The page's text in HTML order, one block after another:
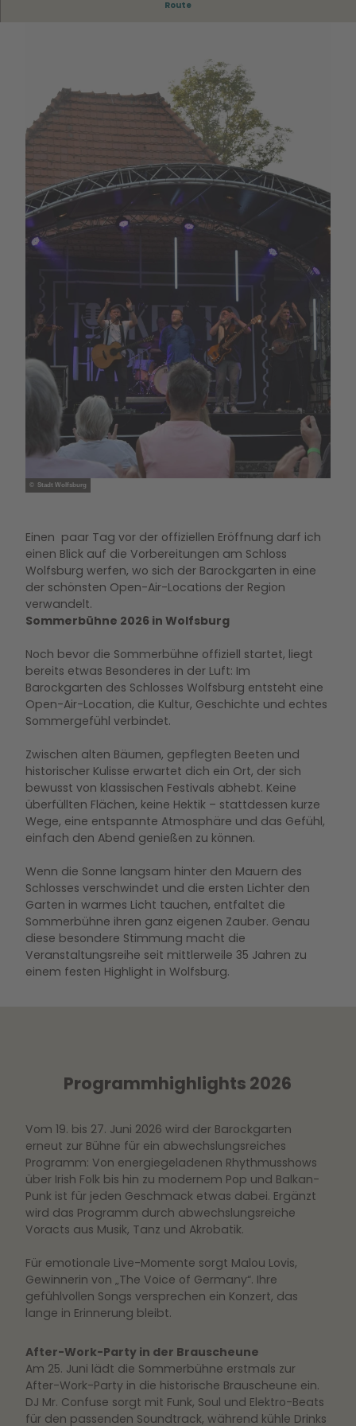
© Stadt Wolfsburg |
© Stadt Wolfsburg | KI-optimiert |
Route
© Stadt Wolfsburg
Einen paar Tag vor der offiziellen Eröffnung darf ich
einen Blick auf die Vorbereitungen am Schloss
Wolfsburg werfen, wo sich der Barockgarten in eine
der schönsten Open-Air-Locations der Region
verwandelt.
Sommerbühne 2026 in Wolfsburg
Noch bevor die Sommerbühne offiziell startet, liegt
bereits etwas Besonderes in der Luft: Im
Barockgarten des Schlosses Wolfsburg entsteht eine
Open-Air-Location, die Kultur, Geschichte und echtes
Sommergefühl verbindet.
Zwischen alten Bäumen, gepflegten Beeten und
historischer Kulisse erwartet dich ein Ort, der sich
bewusst von klassischen Festivals abhebt. Keine
überfüllten Flächen, keine Hektik – stattdessen kurze
Wege, eine entspannte Atmosphäre und das Gefühl,
einfach den Abend genießen zu können.
Wenn die Sonne langsam hinter den Mauern des
Schlosses verschwindet und die ersten Lichter den
Garten in warmes Licht tauchen, entfaltet die
Sommerbühne ihren ganz eigenen Zauber. Genau
diese besondere Stimmung macht die
Veranstaltungsreihe seit mittlerweile 35 Jahren zu
einem festen Highlight in Wolfsburg.
Programmhighlights 2026
Vom 19. bis 27. Juni 2026 wird der Barockgarten
erneut zur Bühne für ein abwechslungsreiches
Programm: Von energiegeladenen Rhythmusshows
über Irish Folk bis hin zu modernem Pop und Balkan-
Punk ist für jeden Geschmack etwas dabei. Ergänzt
wird das Programm durch abwechslungsreiche
Voracts aus Musik, Tanz und Akrobatik.
Für emotionale Live-Momente sorgt Malou Lovis,
Gewinnerin von „The Voice of Germany“. Ihre
gefühlvollen Songs versprechen ein Konzert, das
lange in Erinnerung bleibt.
After-Work-Party in der Brauscheune
Am 25. Juni lädt die Sommerbühne erstmals zur
After-Work-Party in die historische Brauscheune ein.
DJ Mr. Confuse sorgt mit Funk, Soul und Elektro-Beats
für den passenden Soundtrack, während kühle Drinks